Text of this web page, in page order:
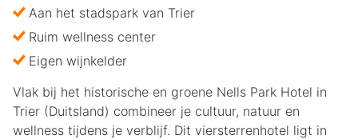
Aan het stadspark van Trier
Ruim wellness center
Eigen wijnkelder
Vlak bij het historische en groene Nells Park Hotel in
Trier (Duitsland) combineer je cultuur, natuur en
wellness tijdens je verblijf. Dit viersterrenhotel ligt in